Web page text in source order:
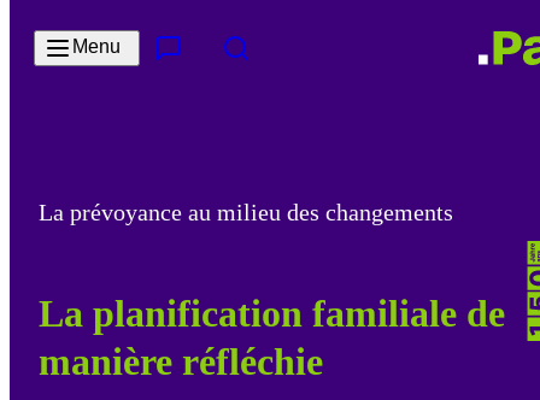
Menu
La prévoyance au milieu des changements
La planification familiale de
manière réfléchie